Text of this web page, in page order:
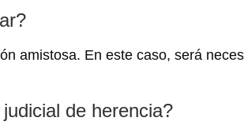
amistosa. En este caso, será
de herencia?